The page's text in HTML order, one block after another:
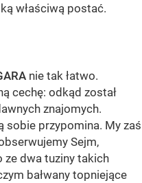
właściwą postać.
nie tak łatwo.
cechę: odkąd został
znajomych.
sobie przypomina. My zaś
Sejm,
ze dwa tuziny takich
bałwany topniejące